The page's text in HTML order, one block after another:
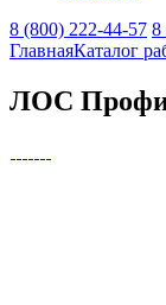
8 (800) 222-44-57 8
ГлавнаяКаталог
ЛОС Профи